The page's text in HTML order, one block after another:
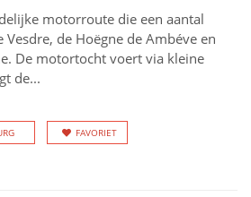
motorroute die een aantal
de Hoëgne de Ambéve en
De motortocht voert via kleine
de...
FAVORIET